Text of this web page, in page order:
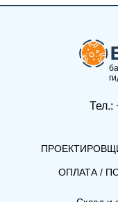
Тел.:
ОПЛАТА /